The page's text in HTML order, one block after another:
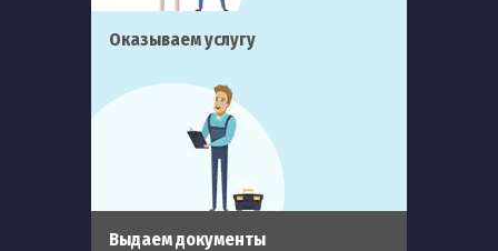
Оказываем услугу
Выдаем документы